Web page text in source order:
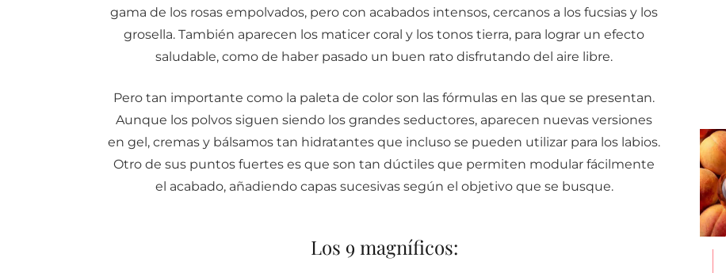
gama de los rosas empolvados, pero con acabados intensos, cercanos a los fucsias y los
grosella. También aparecen los maticer coral y los tonos tierra, para lograr un efecto
saludable, como de haber pasado un buen rato disfrutando del aire libre.
Pero tan importante como la paleta de color son las fórmulas en las que se presentan.
Aunque los polvos siguen siendo los grandes seductores, aparecen nuevas versiones
en gel, cremas y bálsamos tan hidratantes que incluso se pueden utilizar para los labios.
Otro de sus puntos fuertes es que son tan dúctiles que permiten modular fácilmente
el acabado, añadiendo capas sucesivas según el objetivo que se busque.
Los 9 magníficos: